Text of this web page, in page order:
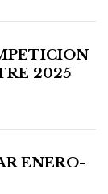
2025
ENERO-